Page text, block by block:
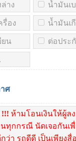
าง น้ำมันเ
รื่อง น้ำมันเ
ยน ต่อประ
ศ
!!! ห้ามโอนเงินให้ผู้ลง
ทุกกรณี นัดเจอกันเ
ว่า รถดีดี เป็นเพียงสื่